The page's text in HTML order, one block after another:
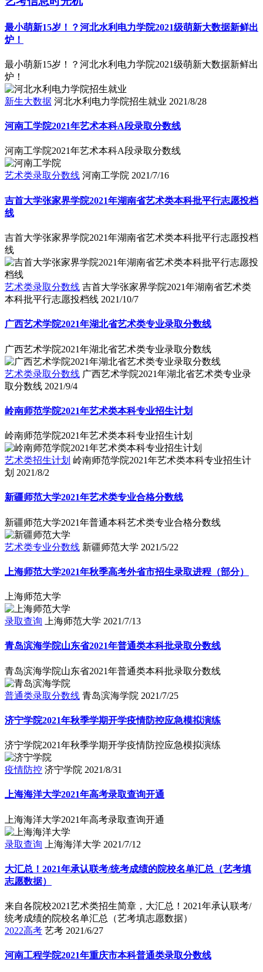
最小萌新15岁！？河北水利电力学院2021级萌新大数据新鲜出
炉！
最小萌新15岁！？河北水利电力学院2021级萌新大数据新鲜出
炉！
新生大数据 河北水利电力学院招生就业 2021/8/28
河南工学院2021年艺术本科A段录取分数线
河南工学院2021年艺术本科A段录取分数线
艺术类录取分数线 河南工学院 2021/7/16
吉首大学张家界学院2021年湖南省艺术类本科批平行志愿投档
线
吉首大学张家界学院2021年湖南省艺术类本科批平行志愿投档
线
艺术类录取分数线 吉首大学张家界学院2021年湖南省艺术类
本科批平行志愿投档线 2021/10/7
广西艺术学院2021年湖北省艺术类专业录取分数线
广西艺术学院2021年湖北省艺术类专业录取分数线
艺术类录取分数线 广西艺术学院2021年湖北省艺术类专业录
取分数线 2021/9/4
岭南师范学院2021年艺术类本科专业招生计划
岭南师范学院2021年艺术类本科专业招生计划
艺术类招生计划 岭南师范学院2021年艺术类本科专业招生计
划 2021/8/2
新疆师范大学2021年艺术类专业合格分数线
新疆师范大学2021年普通本科艺术类专业合格分数线
艺术类专业分数线 新疆师范大学 2021/5/22
上海师范大学2021年秋季高考外省市招生录取进程（部分）
上海师范大学
录取查询 上海师范大学 2021/7/13
青岛滨海学院山东省2021年普通类本科批录取分数线
青岛滨海学院山东省2021年普通类本科批录取分数线
普通类录取分数线 青岛滨海学院 2021/7/25
济宁学院2021年秋季学期开学疫情防控应急模拟演练
济宁学院2021年秋季学期开学疫情防控应急模拟演练
疫情防控 济宁学院 2021/8/31
上海海洋大学2021年高考录取查询开通
上海海洋大学2021年高考录取查询开通
录取查询 上海海洋大学 2021/7/12
大汇总！2021年承认联考/统考成绩的院校名单汇总（艺考填
志愿数据）
来自各院校2021艺术类招生简章，大汇总！2021年承认联考/
统考成绩的院校名单汇总（艺考填志愿数据）
2022高考 艺考 2021/6/27
河南工程学院2021年重庆市本科普通类录取分数线